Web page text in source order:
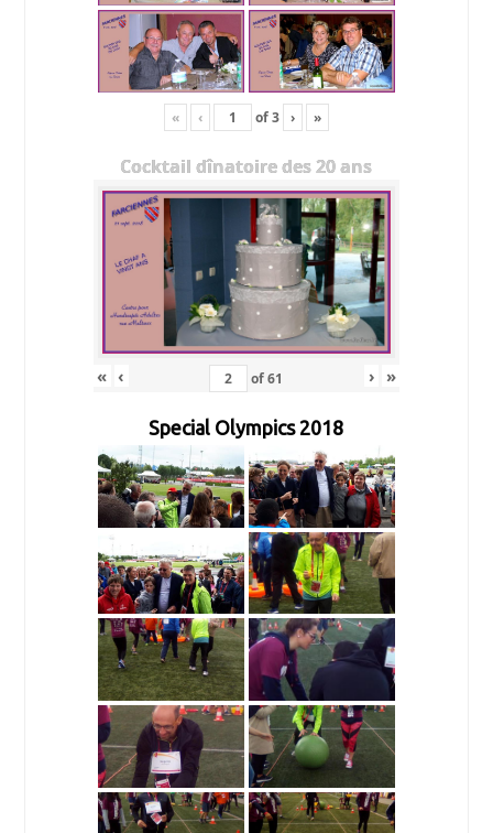
« ‹ of3 › »
Cocktail dînatoire des 20 ans
« ‹ of61 › »
Special Olympics 2018